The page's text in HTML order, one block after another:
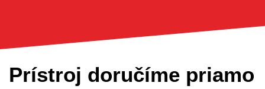
Prístroj doručíme priamo